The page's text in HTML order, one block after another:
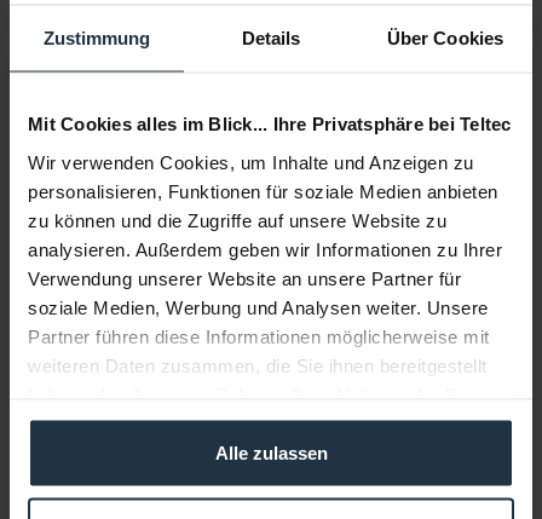
Zustimmung Details Über Cookies
Mit Cookies alles im Blick... Ihre Privatsphäre bei Teltec
Wir verwenden Cookies, um Inhalte und Anzeigen zu
personalisieren, Funktionen für soziale Medien anbieten
zu können und die Zugriffe auf unsere Website zu
analysieren. Außerdem geben wir Informationen zu Ihrer
Verwendung unserer Website an unsere Partner für
soziale Medien, Werbung und Analysen weiter. Unsere
Partner führen diese Informationen möglicherweise mit
weiteren Daten zusammen, die Sie ihnen bereitgestellt
gesammelt haben.
Alle zulassen
Brutto: € 229,00
Olympus FL-900R
Artikelnummer: 12267526
€ 377,31